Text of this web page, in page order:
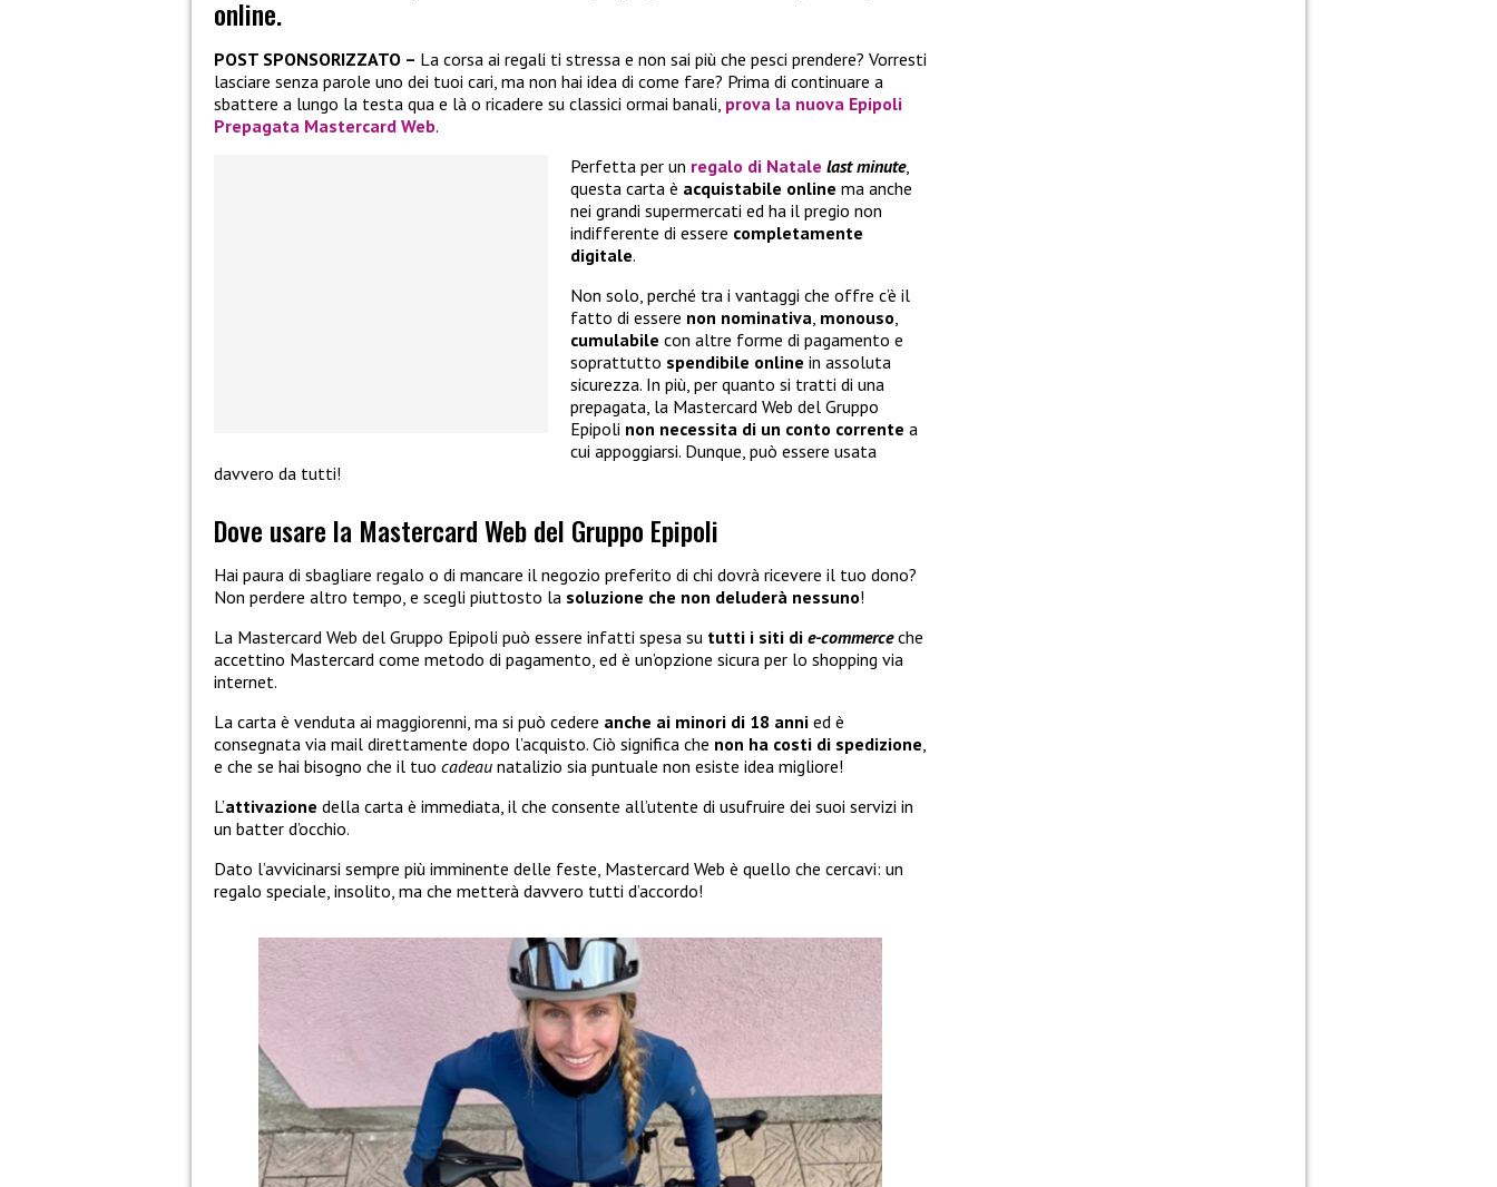
online.
POST SPONSORIZZATO – La corsa ai regali ti stressa e non sai più che pesci prendere? Vorresti
lasciare senza parole uno dei tuoi cari, ma non hai idea di come fare? Prima di continuare a
sbattere a lungo la testa qua e là o ricadere su classici ormai banali, prova la nuova Epipoli
Prepagata Mastercard Web.
Perfetta per un regalo di Natale last minute,
questa carta è acquistabile online ma anche
nei grandi supermercati ed ha il pregio non
indifferente di essere completamente
digitale.
Non solo, perché tra i vantaggi che offre c’è il
fatto di essere non nominativa, monouso,
cumulabile con altre forme di pagamento e
soprattutto spendibile online in assoluta
sicurezza. In più, per quanto si tratti di una
prepagata, la Mastercard Web del Gruppo
Epipoli non necessita di un conto corrente a
cui appoggiarsi. Dunque, può essere usata
davvero da tutti!
Dove usare la Mastercard Web del Gruppo Epipoli
Hai paura di sbagliare regalo o di mancare il negozio preferito di chi dovrà ricevere il tuo dono?
Non perdere altro tempo, e scegli piuttosto la soluzione che non deluderà nessuno!
La Mastercard Web del Gruppo Epipoli può essere infatti spesa su tutti i siti di e-commerceche
accettino Mastercard come metodo di pagamento, ed è un’opzione sicura per lo shopping via
internet.
La carta è venduta ai maggiorenni, ma si può cedere anche ai minori di 18 anni ed è
consegnata via mail direttamente dopo l’acquisto. Ciò significa che non ha costi di spedizione,
e che se hai bisogno che il tuo cadeau natalizio sia puntuale non esiste idea migliore!
L’attivazione della carta è immediata, il che consente all’utente di usufruire dei suoi servizi in
un batter d’occhio.
Dato l’avvicinarsi sempre più imminente delle feste, Mastercard Web è quello che cercavi: un
regalo speciale, insolito, ma che metterà davvero tutti d’accordo!